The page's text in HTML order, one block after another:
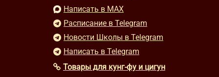
Написать в MAX
Расписание в Telegram
Новости Школы в Telegram
Написать в Telegram
Товары для кунг-фу и цигун